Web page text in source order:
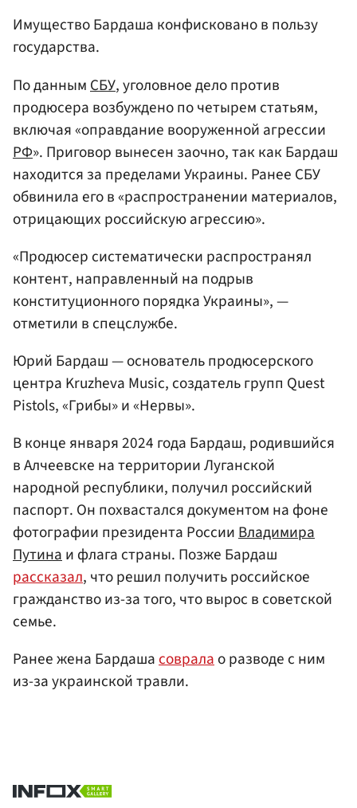
Имущество Бардаша конфисковано в пользу
государства.
По данным СБУ, уголовное дело против
продюсера возбуждено по четырем статьям,
включая «оправдание вооруженной агрессии
РФ». Приговор вынесен заочно, так как Бардаш
находится за пределами Украины. Ранее СБУ
обвинила его в «распространении материалов,
отрицающих российскую агрессию».
«Продюсер систематически распространял
контент, направленный на подрыв
конституционного порядка Украины», —
отметили в спецслужбе.
Юрий Бардаш — основатель продюсерского
центра Kruzheva Music, создатель групп Quest
Pistols, «Грибы» и «Нервы».
В конце января 2024 года Бардаш, родившийся
в Алчеевcке на территории Луганской
народной республики, получил российский
паспорт. Он похвастался документом на фоне
фотографии президента РоссииВладимира
Путинаи флага страны. Позже Бардаш
рассказал, что решил получить российское
гражданство из-за того, что вырос в советской
семье.
Ранее жена Бардашасовралао разводе с ним
из-за украинской травли.